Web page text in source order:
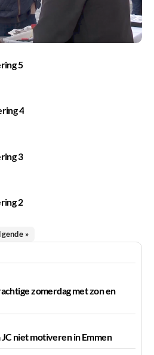
5
4
3
2
»
zomerdag met zon en
niet motiveren in Emmen